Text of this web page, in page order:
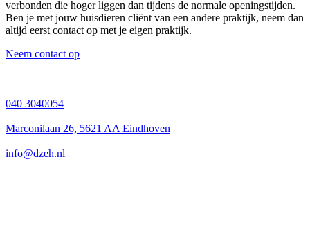
verbonden die hoger liggen dan tijdens de normale openingstijden.
Ben je met jouw huisdieren cliënt van een andere praktijk, neem dan
altijd eerst contact op met je eigen praktijk.
Neem contact op
040 3040054
Marconilaan 26, 5621 AA Eindhoven
info@dzeh.nl